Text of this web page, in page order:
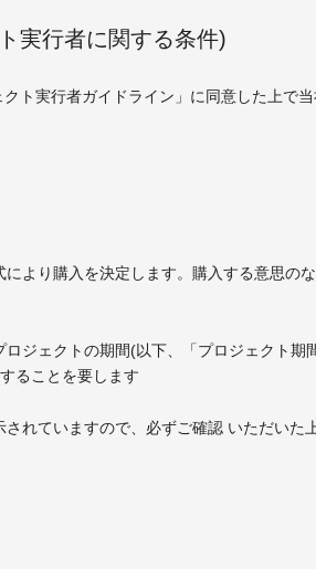
実行者に関する条件)
ト実行者ガイドライン」に同意した上で
より購入を決定します。購入する意思の
ジェクトの期間(以下、「プロジェクト
ることを要します
れていますので、必ずご確認 いただいた